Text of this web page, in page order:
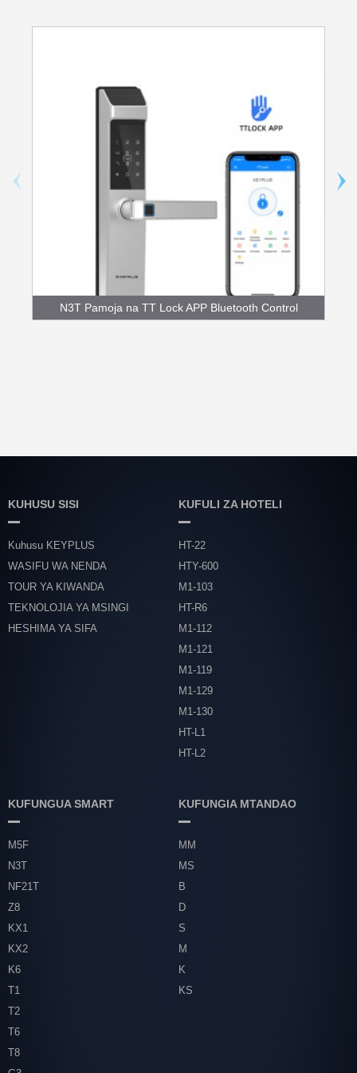
N3T Pamoja na TT Lock APP Bluetooth Control
KUHUSU SISI
Kuhusu KEYPLUS
WASIFU WA NENDA
TOUR YA KIWANDA
TEKNOLOJIA YA MSINGI
HESHIMA YA SIFA
KUFULI ZA HOTELI
HT-22
HTY-600
M1-103
HT-R6
M1-112
M1-121
M1-119
M1-129
M1-130
HT-L1
HT-L2
KUFUNGUA SMART
M5F
N3T
NF21T
Z8
KX1
KX2
K6
T1
T2
T6
T8
KUFUNGIA MTANDAO
MM
MS
B
D
S
M
K
KS